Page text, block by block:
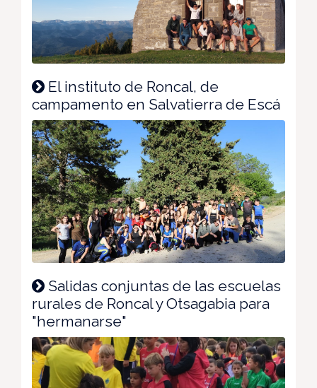
El instituto de Roncal, de
campamento en Salvatierra de Escá
Salidas conjuntas de las escuelas
rurales de Roncal y Otsagabia para
"hermanarse"